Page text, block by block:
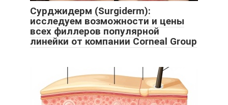
Сурджидерм (Surgiderm):
исследуем возможности и цены
всех филлеров популярной
линейки от компании Corneal Group